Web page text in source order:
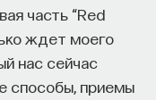
часть “Red
ждет моего
нас сейчас
способы, приемы